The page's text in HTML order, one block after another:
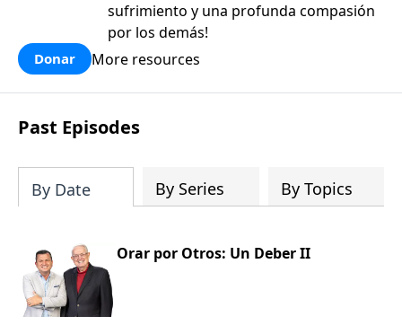
sufrimiento y una profunda compasión
por los demás!
Donar More resources
Past Episodes
By Date By Series By Topics
Orar por Otros: Un Deber II